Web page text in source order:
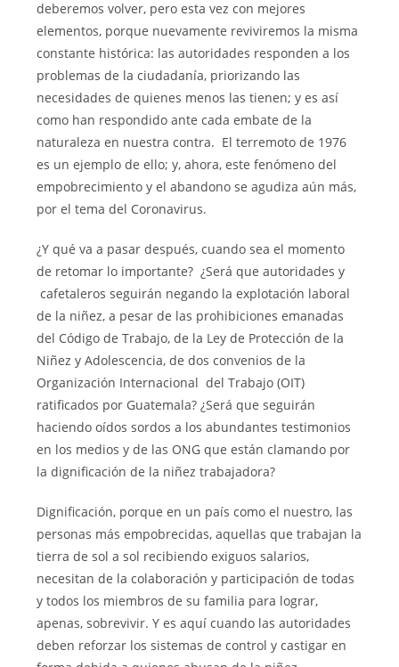
deberemos volver, pero esta vez con mejores
elementos, porque nuevamente reviviremos la misma
constante histórica: las autoridades responden a los
problemas de la ciudadanía, priorizando las
necesidades de quienes menos las tienen; y es así
como han respondido ante cada embate de la
naturaleza en nuestra contra. El terremoto de 1976
es un ejemplo de ello; y, ahora, este fenómeno del
empobrecimiento y el abandono se agudiza aún más,
por el tema del Coronavirus.
¿Y qué va a pasar después, cuando sea el momento
de retomar lo importante? ¿Será que autoridades y
cafetaleros seguirán negando la explotación laboral
de la niñez, a pesar de las prohibiciones emanadas
del Código de Trabajo, de la Ley de Protección de la
Niñez y Adolescencia, de dos convenios de la
Organización Internacional del Trabajo (OIT)
ratificados por Guatemala? ¿Será que seguirán
haciendo oídos sordos a los abundantes testimonios
en los medios y de las ONG que están clamando por
la dignificación de la niñez trabajadora?
Dignificación, porque en un país como el nuestro, las
personas más empobrecidas, aquellas que trabajan la
tierra de sol a sol recibiendo exiguos salarios,
necesitan de la colaboración y participación de todas
y todos los miembros de su familia para lograr,
apenas, sobrevivir. Y es aquí cuando las autoridades
deben reforzar los sistemas de control y castigar en